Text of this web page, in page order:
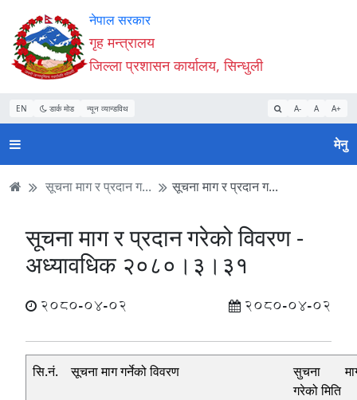
Accessibility
Mode
सुरु
गर्नुहोस्
सामाग्री
पढ्नुहाेस्
नेभिगेसन
पढ्नुहाेस्
वेबसाइट
खोजमा
जानुहोस्
नेपाल सरकार
गृह मन्त्रालय
जिल्ला प्रशासन कार्यालय, सिन्धुली
EN डार्क मोड न्यून व्यान्डविथ A- A A+
मेनु
सूचना माग र प्रदान ग... सूचना माग र प्रदान ग...
सूचना माग र प्रदान गरेको विवरण -
अध्यावधिक २०८०।३।३१
2080-04-02 2080-04-02
सि.नं. सूचना माग गर्नेको विवरण
सुचना
गरेको मिति